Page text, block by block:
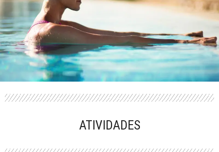
PERFORMANCE
ATIVIDADES